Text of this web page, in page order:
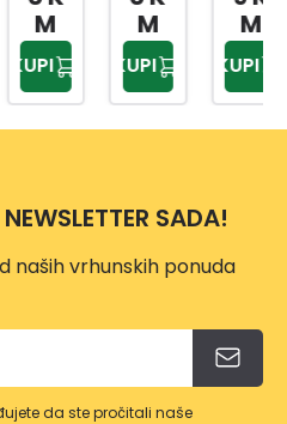
200
CM
OKRE
VETN
A 3/1
150X
200
KUPI
CLIM
A
CON
TROL
50X7
KUPI
SADA!
naših vrhunskih ponuda
da ste pročitali naše